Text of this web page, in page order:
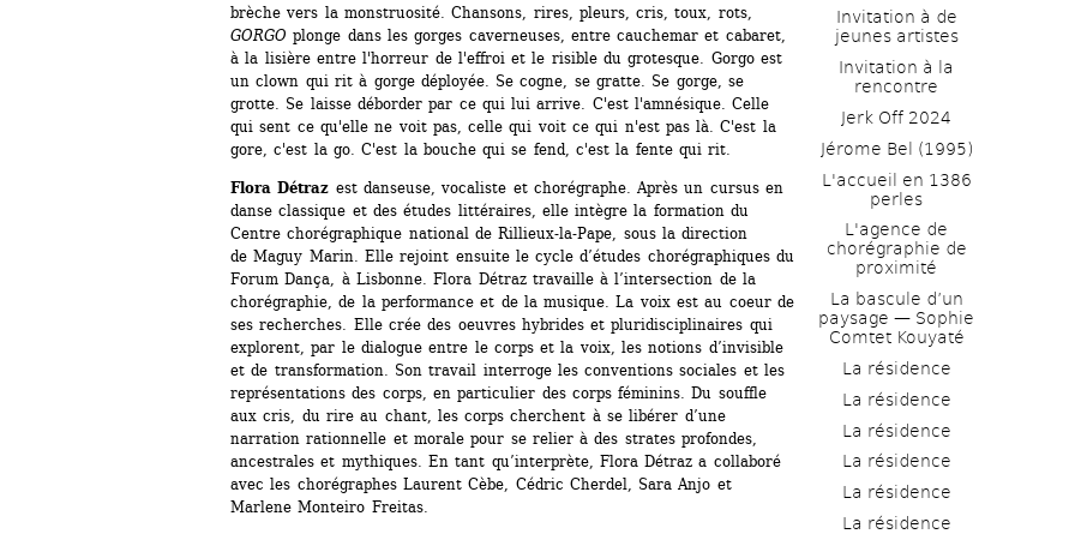
brèche vers la monstruosité. Chansons, rires, pleurs, cris, toux, rots,
GORGO plonge dans les gorges caverneuses, entre cauchemar et cabaret,
à la lisière entre l'horreur de l'effroi et le risible du grotesque. Gorgo est
un clown qui rit à gorge déployée. Se cogne, se gratte. Se gorge, se
grotte. Se laisse déborder par ce qui lui arrive. C'est l'amnésique. Celle
qui sent ce qu'elle ne voit pas, celle qui voit ce qui n'est pas là. C'est la
gore, c'est la go. C'est la bouche qui se fend, c'est la fente qui rit.
Flora Détraz est danseuse, vocaliste et chorégraphe. Après un cursus en
danse classique et des études littéraires, elle intègre la formation du
Centre chorégraphique national de Rillieux-la-Pape, sous la direction
de Maguy Marin. Elle rejoint ensuite le cycle d’études chorégraphiques du
Forum Dança, à Lisbonne. Flora Détraz travaille à l’intersection de la
chorégraphie, de la performance et de la musique. La voix est au coeur de
ses recherches. Elle crée des oeuvres hybrides et pluridisciplinaires qui
explorent, par le dialogue entre le corps et la voix, les notions d’invisible
et de transformation. Son travail interroge les conventions sociales et les
représentations des corps, en particulier des corps féminins. Du souffle
aux cris, du rire au chant, les corps cherchent à se libérer d’une
narration rationnelle et morale pour se relier à des strates profondes,
ancestrales et mythiques. En tant qu’interprète, Flora Détraz a collaboré
avec les chorégraphes Laurent Cèbe, Cédric Cherdel, Sara Anjo et
Marlene Monteiro Freitas.
Invitation à de
jeunes artistes
Invitation à la
rencontre
Jerk Off 2024
Jérome Bel (1995)
L'accueil en 1386
perles
L'agence de
chorégraphie de
proximité
La bascule d’un
paysage — Sophie
Comtet Kouyaté
La résidence
La résidence
La résidence
La résidence
La résidence
La résidence